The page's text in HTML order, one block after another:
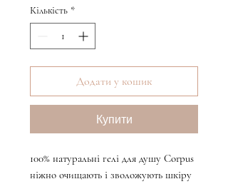
Кількість *
Додати у кошик
Купити
100% натуральні гелі для душу Corpus
ніжно очищають і зволожують шкіру